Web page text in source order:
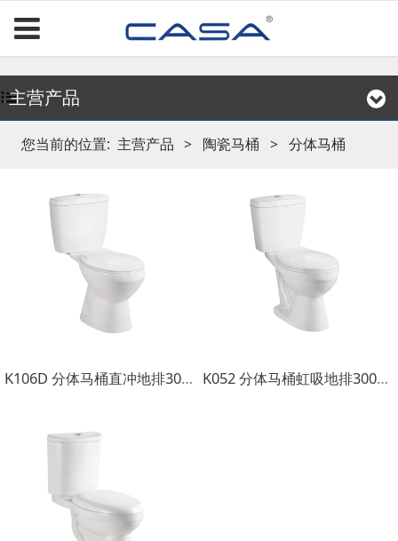
主营产品
您当前的位置: 主营产品 > 陶瓷马桶 > 分体马桶
K106D 分体马桶直冲地排300mm K052 分体马桶虹吸地排300mm